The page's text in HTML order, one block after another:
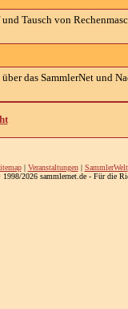
Tausch von
das SammlerNet und
| Veranstaltungen| SammlerWelt
2026 sammlernet.de - Für die